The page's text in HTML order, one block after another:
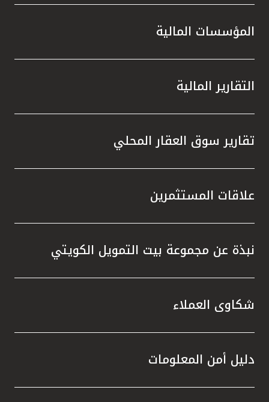
المؤسسات المالية
التقارير المالية
تقارير سوق العقار المحلي
علاقات المستثمرين
نبذة عن مجموعة بيت التمويل الكويتي
شكاوى العملاء
دليل أمن المعلومات